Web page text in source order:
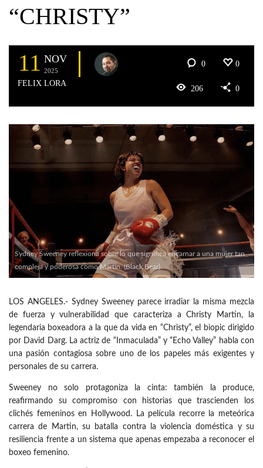
“CHRISTY”
11 NOV
2025
FELIX LORA
0 0
206 0
Sydney Sweeney reflexiona sobre lo que significa encarnar a una mujer tan
compleja y poderosa como Martin. (Black Bear)
LOS ANGELES.- Sydney Sweeney parece irradiar la misma mezcla
de fuerza y vulnerabilidad que caracteriza a Christy Martin, la
legendaria boxeadora a la que da vida en “Christy”, el biopic dirigido
por David Darg. La actriz de “Inmaculada” y “Echo Valley” habla con
una pasión contagiosa sobre uno de los papeles más exigentes y
personales de su carrera.
Sweeney no solo protagoniza la cinta: también la produce,
reafirmando su compromiso con historias que trascienden los
clichés femeninos en Hollywood. La película recorre la meteórica
carrera de Martin, su batalla contra la violencia doméstica y su
resiliencia frente a un sistema que apenas empezaba a reconocer el
boxeo femenino.